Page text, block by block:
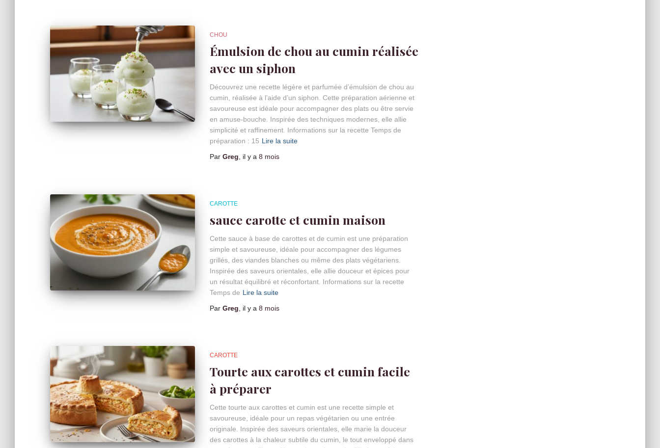
CHOU
Émulsion de chou au cumin réalisée
avec un siphon
Découvrez une recette légère et parfumée d’émulsion de chou au
cumin, réalisée à l’aide d’un siphon. Cette préparation aérienne et
savoureuse est idéale pour accompagner des plats ou être servie
en amuse-bouche. Inspirée des techniques modernes, elle allie
simplicité et raffinement. Informations sur la recette Temps de
préparation : 15 Lire la suite
Par Greg , il y a 8 mois
CAROTTE
sauce carotte et cumin maison
Cette sauce à base de carottes et de cumin est une préparation
simple et savoureuse, idéale pour accompagner des légumes
grillés, des viandes blanches ou même des plats végétariens.
Inspirée des saveurs orientales, elle allie douceur et épices pour
un résultat équilibré et réconfortant. Informations sur la recette
Temps de Lire la suite
Par Greg , il y a 8 mois
CAROTTE
Tourte aux carottes et cumin facile
à préparer
Cette tourte aux carottes et cumin est une recette simple et
savoureuse, idéale pour un repas végétarien ou une entrée
originale. Inspirée des saveurs orientales, elle marie la douceur
des carottes à la chaleur subtile du cumin, le tout enveloppé dans